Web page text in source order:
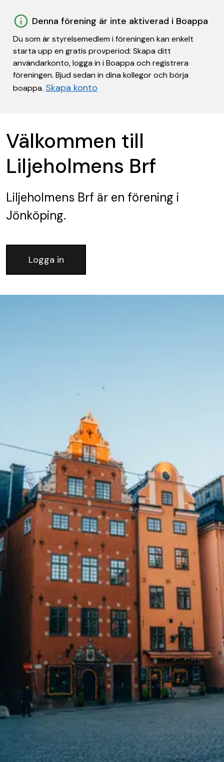
Denna förening är inte aktiverad i Boappa
Du som är styrelsemedlem i föreningen kan enkelt
starta upp en gratis provperiod: Skapa ditt
användarkonto, logga in i Boappa och registrera
föreningen. Bjud sedan in dina kollegor och börja
boappa. Skapa konto
Välkommen till
Liljeholmens Brf
Liljeholmens Brf är en förening i
Jönköping.
Logga in